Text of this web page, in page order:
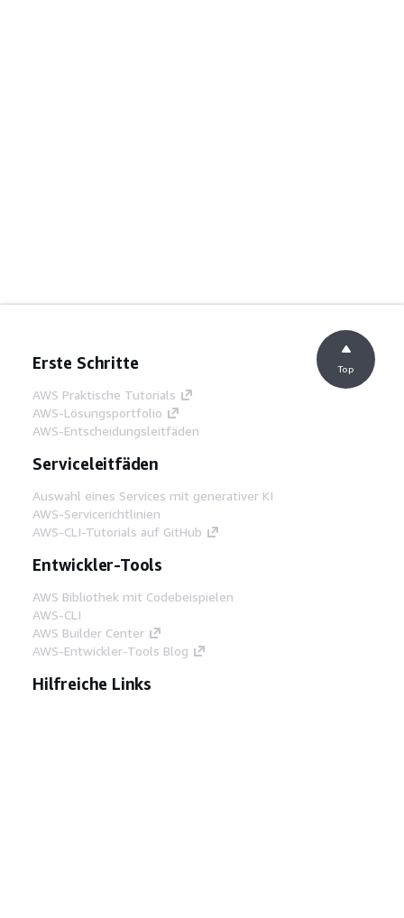
Erste Schritte
AWS Praktische Tutorials
AWS-Lösungsportfolio
AWS-Entscheidungsleitfäden
Serviceleitfäden
Auswahl eines Services mit generativer KI
AWS-Servicerichtlinien
AWS-CLI-Tutorials auf GitHub
Entwickler-Tools
AWS Bibliothek mit Codebeispielen
AWS-CLI
AWS Builder Center
AWS-Entwickler-Tools Blog
Hilfreiche Links
Top